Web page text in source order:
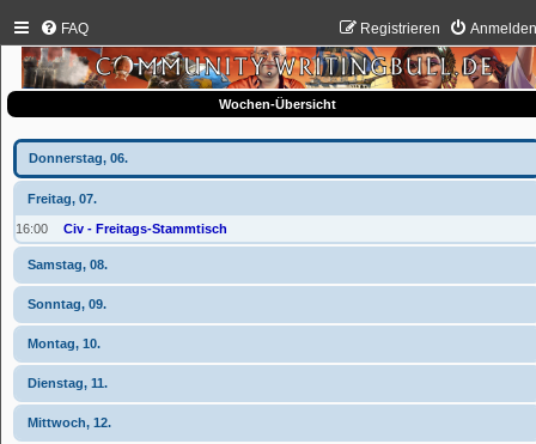
FAQ Registrieren
Wochen-Übersicht
Donnerstag, 06.
Freitag, 07.
16:00 Civ - Freitags-Stammtisch
Samstag, 08.
Sonntag, 09.
Montag, 10.
Dienstag, 11.
Mittwoch, 12.